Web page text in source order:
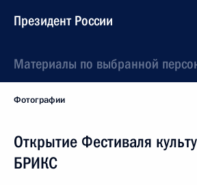
Президент России
Материалы по выбранной
Фотографии
Открытие Фестиваля
БРИКС